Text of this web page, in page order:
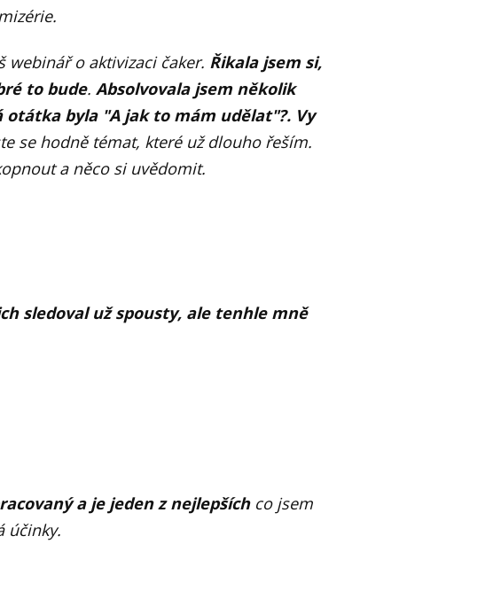
webinář o aktivizaci čaker. Řikala jsem si,
to bude. Absolvovala jsem několik
otátka byla "A jak to mám udělat"?. Vy
se hodně témat, které už dlouho řeším.
a něco si uvědomit.
sledoval už spousty, ale tenhle mně
a je jeden z nejlepšíchco jsem
účinky.